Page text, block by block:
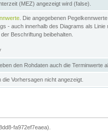
(MEZ) angezeigt wird (false).
. Die angegebenen
- auch innerhalb des Diagrams als
Beschriftung beibehalten.
den Rohdaten auch die Terminwerte
Vorhersagen nicht angezeigt.
fa972ef7eaea).